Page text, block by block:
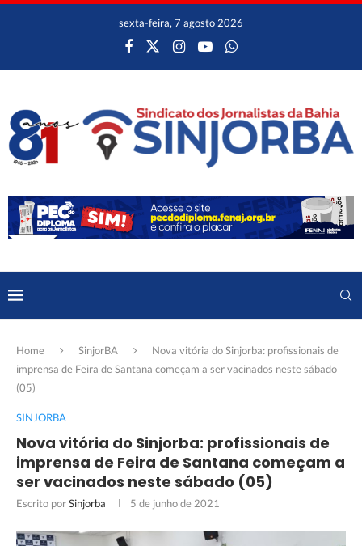
sexta-feira, 7 agosto 2026
Home SinjorBA
Nova vitória do Sinjorba: profissionais de
imprensa de Feira de Santana começam a ser vacinados neste sábado
(05)
SINJORBA
Nova vitória do Sinjorba: profissionais de
imprensa de Feira de Santana começam a
ser vacinados neste sábado (05)
Escrito porSinjorba 5 de junho de 2021